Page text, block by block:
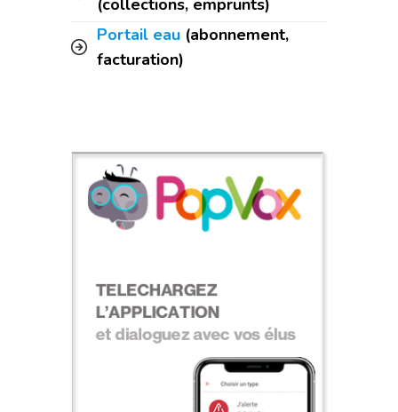
(collections, emprunts)
Portail eau (abonnement,
facturation)